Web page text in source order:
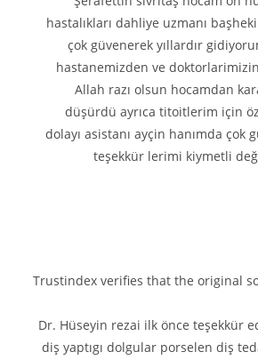
hastalıkları dahliye uzmanı
çok güvenerek yıllardır gidiyorum
hastanemizden ve doktorlarimizin
Allah razı olsun hocamdan
düşürdü ayrıca titoitlerim için özel
dolayı asistanı ayçin hanımda çok
teşekkür lerimi kiymetli
Trustindex verifies that the original
Dr. Hüseyin rezai ilk önce teşekkür
diş yaptıgı dolgular porselen diş